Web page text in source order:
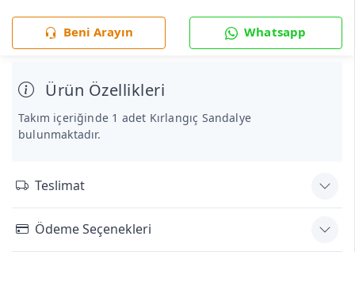
Beni Arayın Whatsapp
Ürün Özellikleri
Takım içeriğinde 1 adet Kırlangıç Sandalye
bulunmaktadır.
Teslimat
Ödeme Seçenekleri